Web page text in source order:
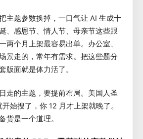
主题参数换掉，一口气让 AI 生成十
、感恩节、情人节、母亲节这些跟
两个月上架最容易出单。办公室、
景走的，常年有需求。把这些题分
版面就是体力活了。
走的主题，要提前布局。美国人圣
始搜了，你 12 月才上架就晚了。
货是一个道理。